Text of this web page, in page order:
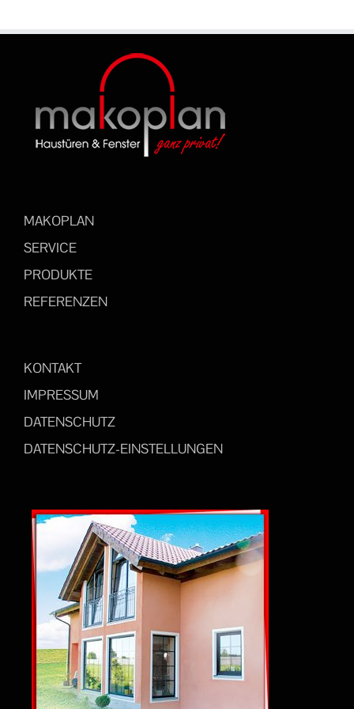
MAKOPLAN
SERVICE
PRODUKTE
REFERENZEN
KONTAKT
IMPRESSUM
DATENSCHUTZ
DATENSCHUTZ-EINSTELLUNGEN